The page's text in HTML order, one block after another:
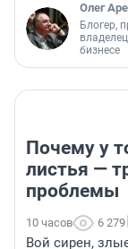
Олег
Блогер,
бизнесе
Почему у
листья —
проблемы
10 часов 6 279
Вой сирен,